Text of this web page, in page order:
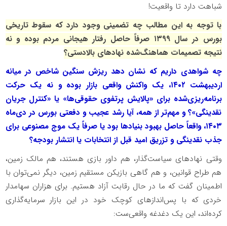
شباهت دارد تا واقعیت!
با توجه به این مطالب چه تضمینی وجود دارد که سقوط تاریخی
بورس در سال ۱۳۹۹ صرفاً حاصل رفتار هیجانی مردم بوده و نه
نتیجه تصمیمات هماهنگ‌شده نهاد‌های بالادستی؟
چه شواهدی داریم که نشان دهد ریزش سنگین شاخص در میانه
اردیبهشت ۱۴۰۲، یک واکنش واقعی بازار بوده و نه یک حرکت
برنامه‌ریزی‌شده برای «پالایش پرتفوی حقوقی‌ها» یا «کنترل جریان
نقدینگی»؟ و مهم‌تر از همه، آیا رشد عجیب و دفعتی بورس در دی‌ماه
۱۴۰۳، واقعاً حاصل بهبود بنیاد‌ها بود یا صرفاً یک موج مصنوعی برای
جذب نقدینگی و تزریق امید قبل از انتخابات یا انتشار بودجه؟
وقتی نهاد‌های سیاست‌گذار، هم داور بازی هستند، هم مالک زمین،
هم طراح قوانین، و هم گاهی بازیکن مستقیم زمین، دیگر نمی‌توان با
اطمینان گفت که ما در حال رقابت آزاد هستیم. برای هزاران سهامدار
خردی که با پس‌انداز‌های کوچک خود در این بازار سرمایه‌گذاری
کرده‌اند، این یک دغدغه واقعی‌ست: